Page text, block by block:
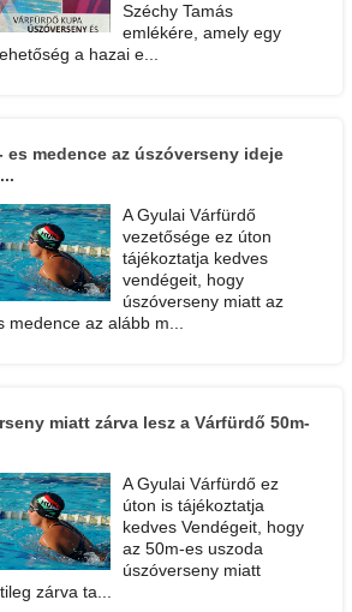
Széchy Tamás
emlékére, amely egy
a hazai e...
es medence az úszóverseny ideje
A Gyulai Várfürdő
vezetősége ez úton
tájékoztatja kedves
vendégeit, hogy
úszóverseny miatt az
medence az alább m...
miatt zárva lesz a Várfürdő 50m-
A Gyulai Várfürdő ez
úton is tájékoztatja
kedves Vendégeit, hogy
az 50m-es uszoda
úszóverseny miatt
zárva ta...